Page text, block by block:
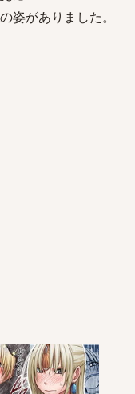
姿がありました。